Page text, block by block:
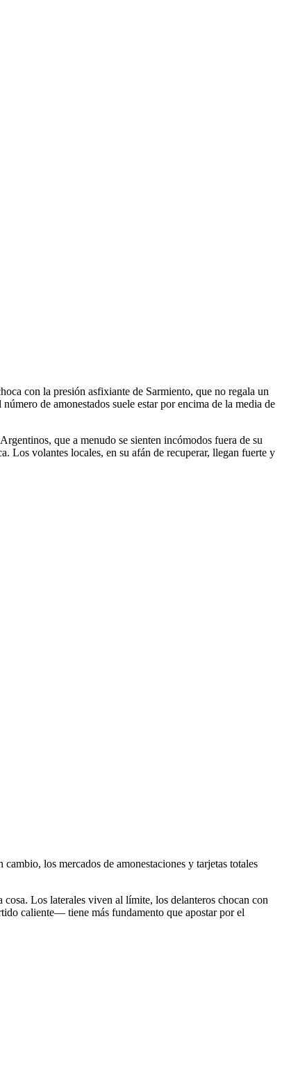
con la presión asfixiante de Sarmiento, que no regala un
de amonestados suele estar por encima de la media de
que a menudo se sienten incómodos fuera de su
Los volantes locales, en su afán de recuperar, llegan fuerte y
los mercados de amonestaciones y tarjetas totales
Los laterales viven al límite, los delanteros chocan con
caliente— tiene más fundamento que apostar por el